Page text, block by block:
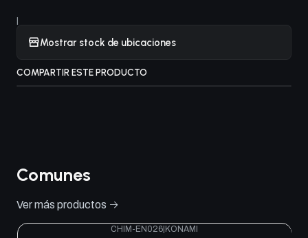
|
Mostrar stock de ubicaciones
COMPARTIR ESTE PRODUCTO
Comunes
Ver más productos
CHIM-EN026| KONAMI